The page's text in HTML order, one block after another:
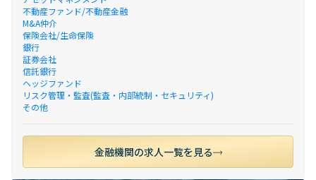
不動産ファンド/不動産金融
M&A仲介
保険会社/生命保険
銀行
証券会社
信託銀行
ヘッジファンド
リスク管理・監査(監査・内部統制・セキュリティ)
その他
金融機関の求人一覧を見る